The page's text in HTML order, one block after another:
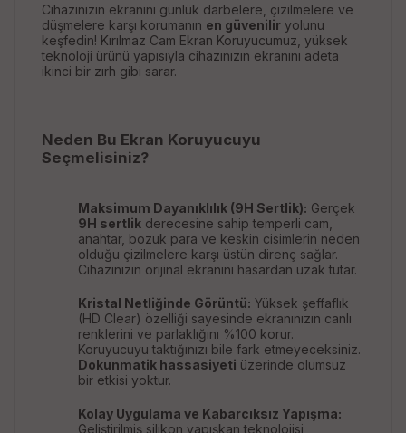
Cihazınızın ekranını günlük darbelere, çizilmelere ve
düşmelere karşı korumanın en güvenilir yolunu
keşfedin! Kırılmaz Cam Ekran Koruyucumuz, yüksek
teknoloji ürünü yapısıyla cihazınızın ekranını adeta
ikinci bir zırh gibi sarar.
Neden Bu Ekran Koruyucuyu
Seçmelisiniz?
Maksimum Dayanıklılık (9H Sertlik): Gerçek
9H sertlik derecesine sahip temperli cam,
anahtar, bozuk para ve keskin cisimlerin neden
olduğu çizilmelere karşı üstün direnç sağlar.
Cihazınızın orijinal ekranını hasardan uzak tutar.
Kristal Netliğinde Görüntü: Yüksek şeffaflık
(HD Clear) özelliği sayesinde ekranınızın canlı
renklerini ve parlaklığını %100 korur.
Koruyucuyu taktığınızı bile fark etmeyeceksiniz.
Dokunmatik hassasiyeti üzerinde olumsuz
bir etkisi yoktur.
Kolay Uygulama ve Kabarcıksız Yapışma:
Geliştirilmiş silikon yapışkan teknolojisi